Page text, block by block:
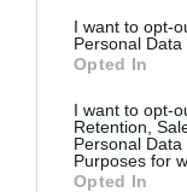
I want to opt-
Personal Data
Opted In
I want to opt-
Retention,
Personal
Purposes for
Opted In
Η Μισέλ
αποκάλυψε
θέλει να
ποτέ ξανά σε